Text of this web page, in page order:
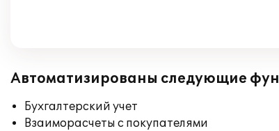
Автоматизированы следующие
Бухгалтерский учет
Взаиморасчеты с покупателями